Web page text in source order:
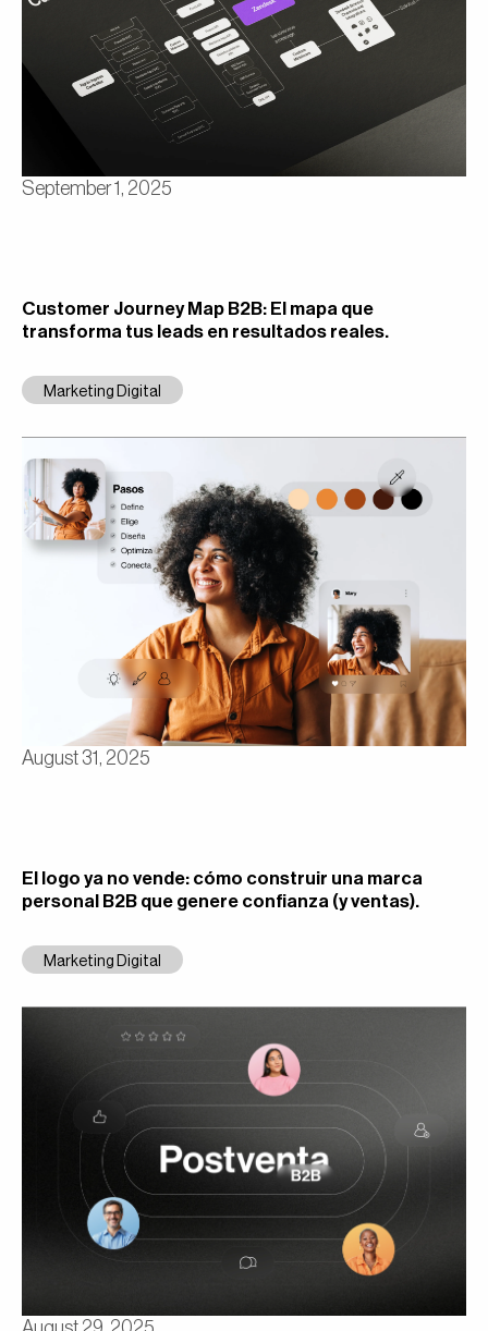
September 1, 2025
Customer Journey Map B2B: El mapa que
transforma tus leads en resultados reales.
Marketing Digital
August 31, 2025
El logo ya no vende: cómo construir una marca
personal B2B que genere confianza (y ventas).
Marketing Digital